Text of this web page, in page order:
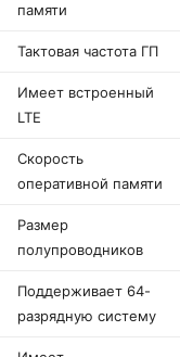
памяти
Тактовая частота ГП
Имеет встроенный
LTE
Скорость
оперативной памяти
Размер
полупроводников
Поддерживает 64-
разрядную систему